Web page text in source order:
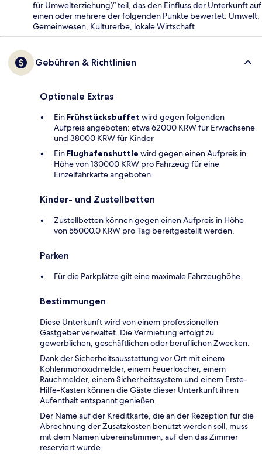
für Umwelterziehung)“ teil, das den Einfluss der Unterkunft auf
einen oder mehrere der folgenden Punkte bewertet: Umwelt,
Gemeinwesen, Kulturerbe, lokale Wirtschaft.
Gebühren & Richtlinien
Optionale Extras
Ein Frühstücksbuffet wird gegen folgenden
Aufpreis angeboten: etwa 62000 KRW für Erwachsene
und 38000 KRW für Kinder
Ein Flughafenshuttle wird gegen einen Aufpreis in
Höhe von 130000 KRW pro Fahrzeug für eine
Einzelfahrkarte angeboten.
Kinder- und Zustellbetten
Zustellbetten können gegen einen Aufpreis in Höhe
von 55000.0 KRW pro Tag bereitgestellt werden.
Parken
Für die Parkplätze gilt eine maximale Fahrzeughöhe.
Bestimmungen
Diese Unterkunft wird von einem professionellen
Gastgeber verwaltet. Die Vermietung erfolgt zu
gewerblichen, geschäftlichen oder beruflichen Zwecken.
Dank der Sicherheitsausstattung vor Ort mit einem
Kohlenmonoxidmelder, einem Feuerlöscher, einem
Rauchmelder, einem Sicherheitssystem und einem Erste-
Hilfe-Kasten können die Gäste dieser Unterkunft ihren
Aufenthalt entspannt genießen.
Der Name auf der Kreditkarte, die an der Rezeption für die
Abrechnung der Zusatzkosten benutzt werden soll, muss
mit dem Namen übereinstimmen, auf den das Zimmer
reserviert wurde.